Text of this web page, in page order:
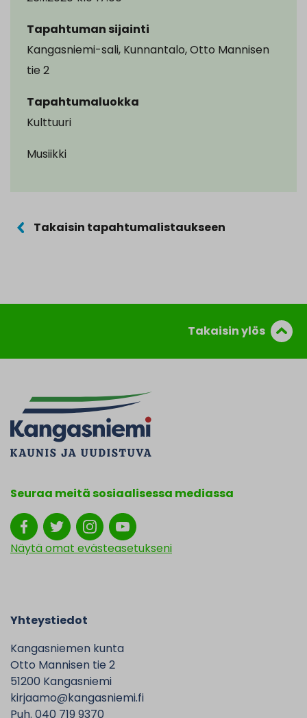
Tapahtuman sijainti
Kangasniemi-sali, Kunnantalo, Otto Mannisen
tie 2
Tapahtumaluokka
Kulttuuri
Musiikki
Takaisin tapahtumalistaukseen
Takaisin ylös
Seuraa meitä sosiaalisessa mediassa
Näytä omat evästeasetukseni
Yhteystiedot
Kangasniemen kunta
Otto Mannisen tie 2
51200 Kangasniemi
kirjaamo@kangasniemi.fi
Puh. 040 719 9370